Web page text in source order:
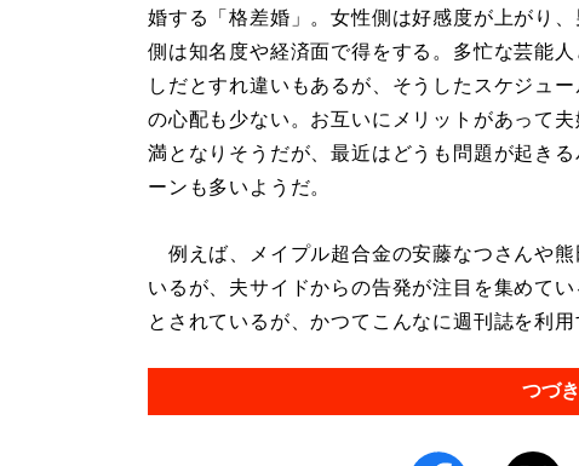
婚する「格差婚」。女性側は好感度が上がり、
側は知名度や経済面で得をする。多忙な芸能人
しだとすれ違いもあるが、そうしたスケジュー
の心配も少ない。お互いにメリットがあって夫
満となりそうだが、最近はどうも問題が起きる
ーンも多いようだ。
例えば、メイプル超合金の安藤なつさんや
いるが、夫サイドからの告発が注目を集めて
とされているが、かつてこんなに週刊誌を利
つづ